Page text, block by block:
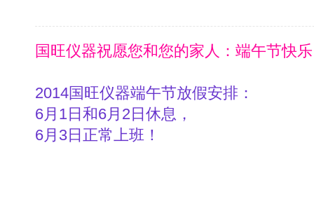
国旺仪器祝愿您和您的家人：端午节快
2014国旺仪器端午节放假安排：
6月1日和6月2日休息，
6月3日正常上班！